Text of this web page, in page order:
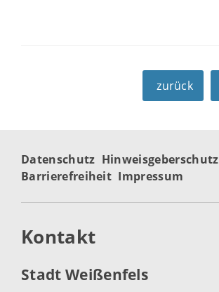
zurück
Datenschutz Hinweisgeberschutz
Barrierefreiheit Impressum
Kontakt
Stadt Weißenfels